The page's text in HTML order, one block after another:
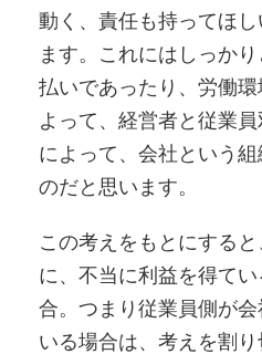
動く、責任も持ってほ
ます。これにはしっか
払いであったり、労働
よって、経営者と従業
によって、会社という
のだと思います。
この考えをもとにする
に、不当に利益を得て
合。つまり従業員側が
いる場合は、考えを割り